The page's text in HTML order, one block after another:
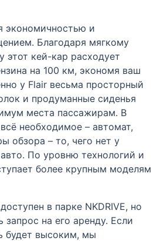
экономичностью и
Благодаря мягкому
этот кей-кар расходует
на 100 км, экономя ваш
у Flair весьма просторный
и продуманные сиденья
места пассажирам. В
необходимое – автомат,
обзора – то, чего нет у
По уровню технологий и
более крупным моделям
в парке NKDRIVE, но
на его аренду. Если
будет высоким, мы